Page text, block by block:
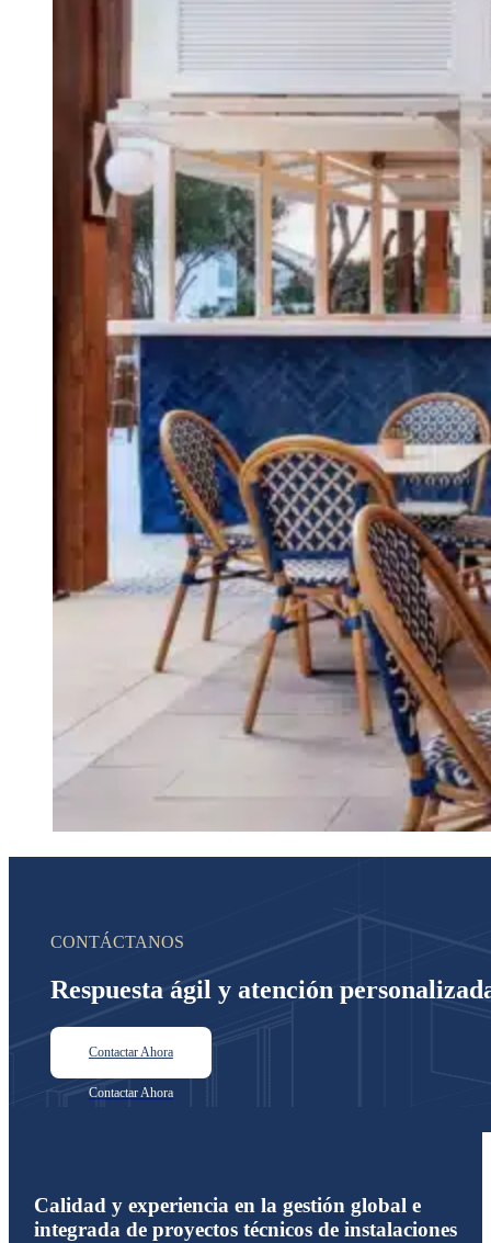
CONTÁCTANOS
Respuesta ágil y atención
Contactar Ahora
Calidad y experiencia en la gestión global e
integrada de proyectos técnicos de instalaciones